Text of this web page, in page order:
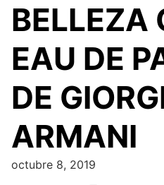
BELLEZA
EAU DE
DE
ARMANI
octubre 8, 2019